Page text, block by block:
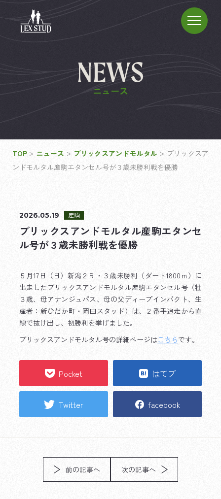
NEWS
ニュース
TOP > ニュース > ブリックスアンドモルタル > ブリックスア
ンドモルタル産駒エタンセル号が３歳未勝利戦を優勝
2026.05.19 産駒
ブリックスアンドモルタル産駒エタンセ
ル号が３歳未勝利戦を優勝
５月17日（日）新潟２Ｒ・３歳未勝利（ダート1800ｍ）に
出走したブリックスアンドモルタル産駒エタンセル号（牡
３歳、母アナンジュパス、母の父ディープインパクト、生
産者：新ひだか町・岡田スタッド）は、２番手追走から直
線で抜け出し、初勝利を挙げました。
ブリックスアンドモルタル号の詳細ページはこちらです。
Pocket はてブ
Twitter facebook
前の記事へ 次の記事へ